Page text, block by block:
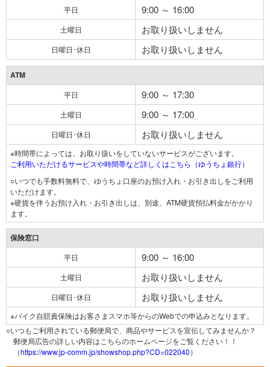
平日 9:00 ～ 16:00
土曜日 お取り扱いしません
日曜日･休日 お取り扱いしません
ATM
平日 9:00 ～ 17:30
土曜日 9:00 ～ 17:00
日曜日･休日 お取り扱いしません
※時間帯によっては、お取り扱いをしていないサービスがございます。
ご利用いただけるサービスや時間帯など詳しくはこちら（ゆうちょ銀行）
○いつでも手数料無料で、ゆうちょ口座のお預け入れ・お引き出しをご利用
いただけます。
※硬貨を伴うお預け入れ・お引き出しは、別途、ATM硬貨預払料金がかかり
ます。
保険窓口
平日 9:00 ～ 16:00
土曜日 お取り扱いしません
日曜日･休日 お取り扱いしません
※バイク自賠責保険はお客さまスマホ等からのWebでの申込みとなります。
○いつもご利用されている郵便局で、商品やサービスを宣伝してみませんか？
郵便局広告の詳しい内容はこちらのホームページをご覧ください！！
（https://www.jp-comm.jp/showshop.php?CD=022040）